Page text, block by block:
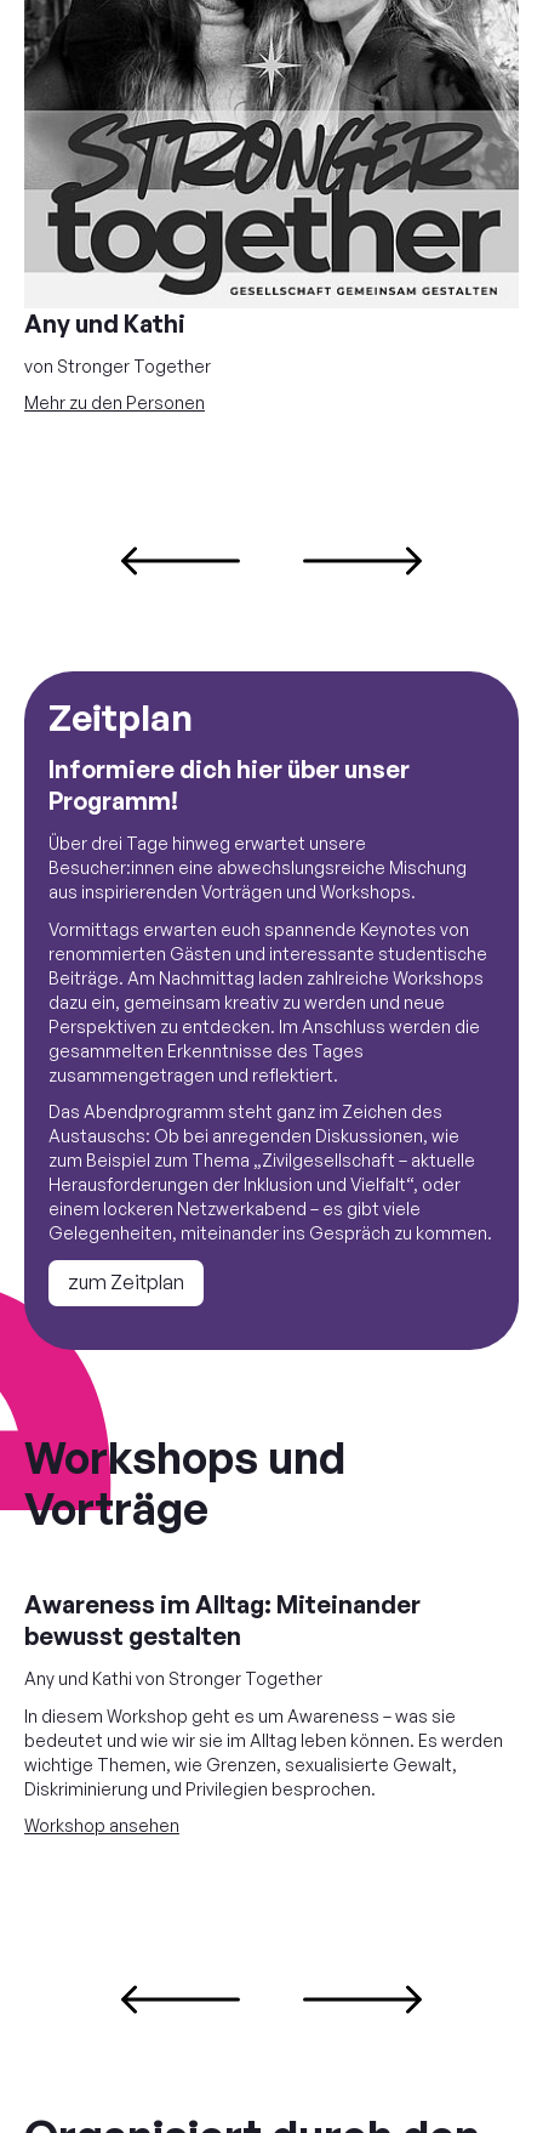
Any und Kathi
von Stronger Together
Mehr zu den Personen
Zeitplan
Informiere dich hier über unser
Programm!
Über drei Tage hinweg erwartet unsere
Besucher:innen eine abwechslungsreiche Mischung
aus inspirierenden Vorträgen und Workshops.
Vormittags erwarten euch spannende Keynotes von
renommierten Gästen und interessante studentische
Beiträge. Am Nachmittag laden zahlreiche Workshops
dazu ein, gemeinsam kreativ zu werden und neue
Perspektiven zu entdecken. Im Anschluss werden die
gesammelten Erkenntnisse des Tages
zusammengetragen und reflektiert.
Das Abendprogramm steht ganz im Zeichen des
Austauschs: Ob bei anregenden Diskussionen, wie
zum Beispiel zum Thema „Zivilgesellschaft – aktuelle
Herausforderungen der Inklusion und Vielfalt“, oder
einem lockeren Netzwerkabend – es gibt viele
Gelegenheiten, miteinander ins Gespräch zu kommen.
zum Zeitplan
Workshops und
Vorträge
Awareness im Alltag: Miteinander
bewusst gestalten
Any und Kathi von Stronger Together
In diesem Workshop geht es um Awareness – was sie
bedeutet und wie wir sie im Alltag leben können. Es werden
wichtige Themen, wie Grenzen, sexualisierte Gewalt,
Diskriminierung und Privilegien besprochen.
Workshop ansehen